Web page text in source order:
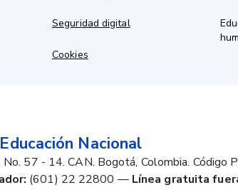
Seguridad digital
Cookies
Nacional
57 - 14. CAN. Bogotá, Colombia. Código
(601) 22 22800 — Línea gratuita